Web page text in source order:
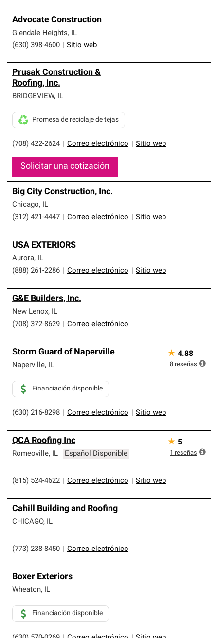
Advocate Construction
Glendale Heights, IL
(630) 398-4600
Sitio web
Prusak Construction &
Roofing, Inc.
BRIDGEVIEW, IL
(708) 422-2624 Correo electrónico Sitio web
Promesa de reciclaje de tejas
Solicitar una cotización
Big City Construction, Inc.
Chicago, IL
(312) 421-4447
Correo electrónico Sitio web
USA EXTERIORS
Aurora, IL
(888) 261-2286
Correo electrónico Sitio web
G&E Builders, Inc.
New Lenox, IL
(708) 372-8629
Correo electrónico
Storm Guard of Naperville
Naperville, IL
(630) 216-8298 Correo electrónico Sitio web
Financiación disponible
★ 4.88
8 reseñas
QCA Roofing Inc
Romeoville, IL Español Disponible
(815) 524-4622 Correo electrónico Sitio web
★ 5
1 reseñas
Cahill Building and Roofing
CHICAGO, IL
(773) 238-8450 Correo electrónico
Boxer Exteriors
Wheaton, IL
Financiación disponible